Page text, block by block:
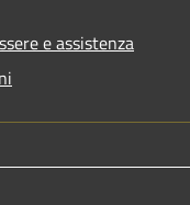
e assistenza